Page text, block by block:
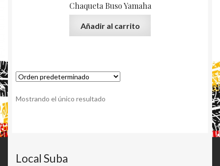
Chaqueta Buso Yamaha
Añadir al carrito
Mostrando el único resultado
Local Suba